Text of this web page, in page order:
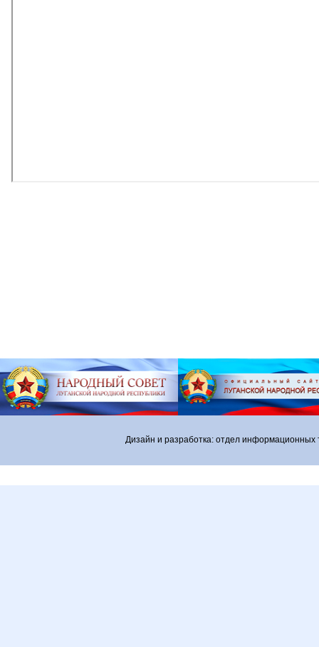
Дизайн и разработка: отдел информационных